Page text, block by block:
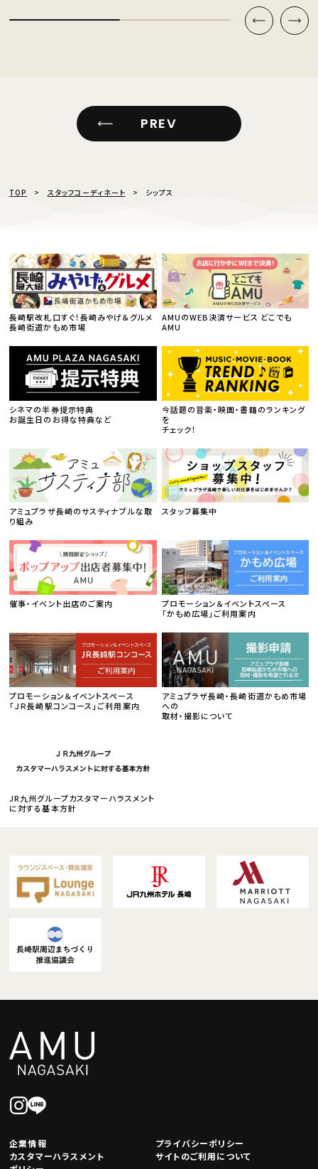
PREV
TOP スタッフコーディネート シップス
長崎駅改札口すぐ！長崎みやげ＆グルメ
長崎街道かもめ市場
AMUのWEB決済サービス どこでも
AMU
シネマの半券提示特典
お誕生日のお得な特典など
今話題の音楽・映画・書籍のランキング
を
チェック！
アミュプラザ長崎のサスティナブルな取
り組み
スタッフ募集中
催事・イベント出店のご案内
プロモーション＆イベントスペース
「かもめ広場」ご利用案内
プロモーション＆イベントスペース
「ＪＲ長崎駅コンコース」ご利用案内
アミュプラザ長崎・長崎街道かもめ市場
への
取材・撮影について
JR九州グループカスタマーハラスメント
に対する基本方針
企業情報
プライバシーポリシー
カスタマーハラスメント
サイトのご利用について